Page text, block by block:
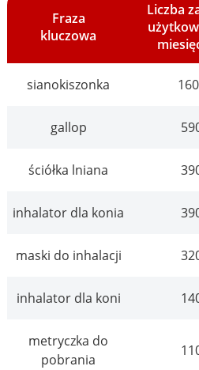
Fraza
kluczowa
Liczba
sianokiszonka
gallop
ściółka lniana
inhalator dla konia
maski do inhalacji
inhalator dla koni
metryczka do
pobrania